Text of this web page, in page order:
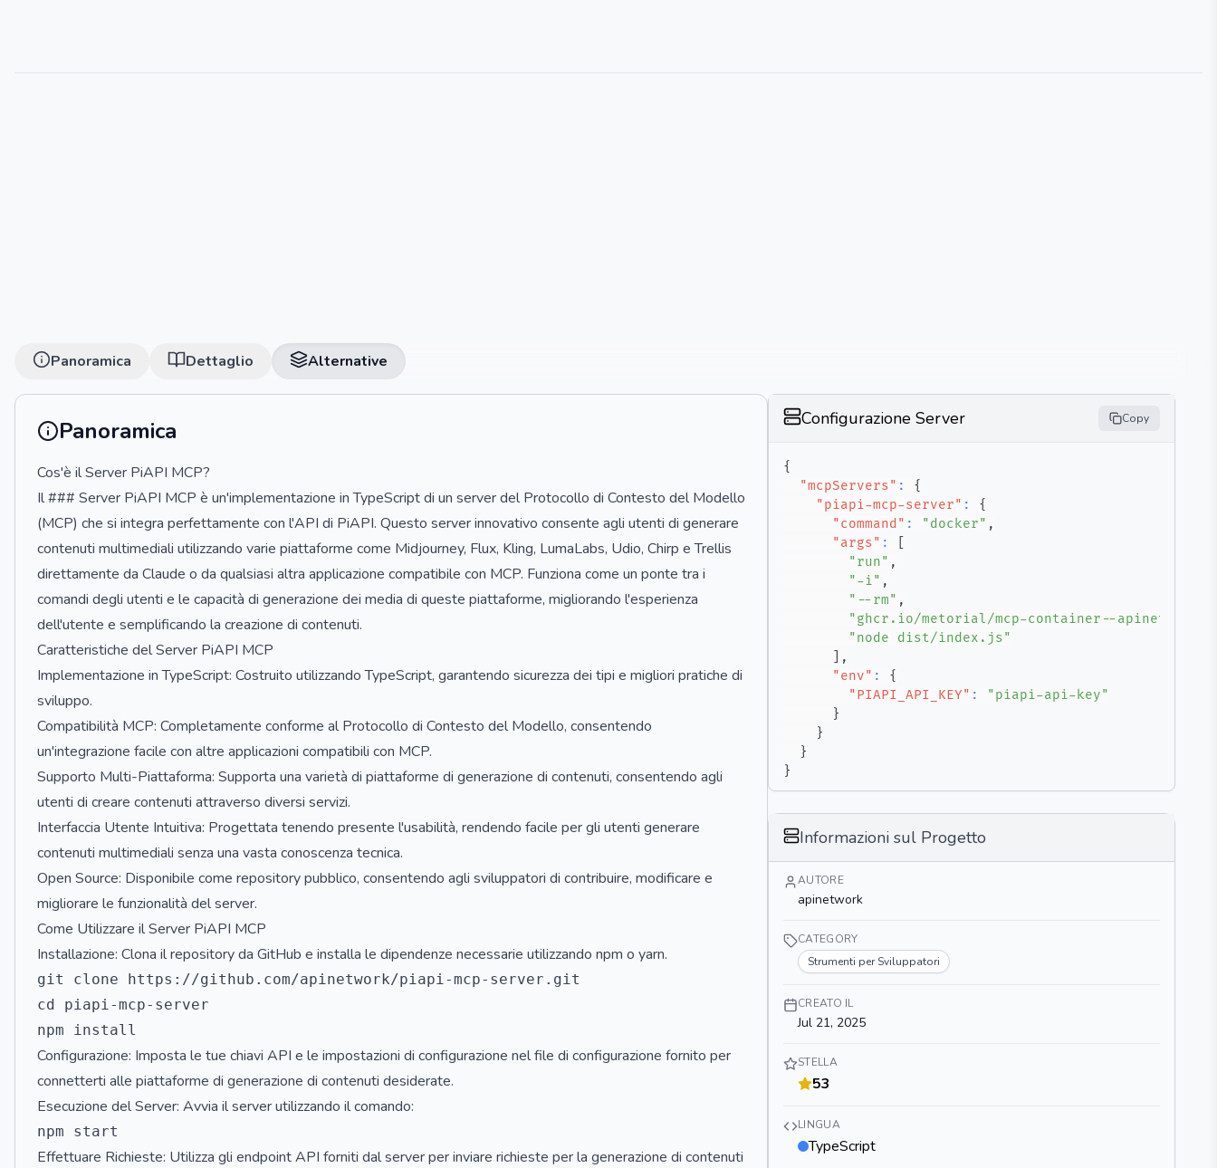
Panoramica Dettaglio Alternative
Panoramica
Cos'è il Server PiAPI MCP?
Il ### Server PiAPI MCP è un'implementazione in TypeScript di un server del Protocollo di Contesto del Modello
(MCP) che si integra perfettamente con l'API di PiAPI. Questo server innovativo consente agli utenti di generare
contenuti multimediali utilizzando varie piattaforme come Midjourney, Flux, Kling, LumaLabs, Udio, Chirp e Trellis
direttamente da Claude o da qualsiasi altra applicazione compatibile con MCP. Funziona come un ponte tra i
comandi degli utenti e le capacità di generazione dei media di queste piattaforme, migliorando l'esperienza
dell'utente e semplificando la creazione di contenuti.
Caratteristiche del Server PiAPI MCP
Implementazione in TypeScript: Costruito utilizzando TypeScript, garantendo sicurezza dei tipi e migliori pratiche di
sviluppo.
Compatibilità MCP: Completamente conforme al Protocollo di Contesto del Modello, consentendo
un'integrazione facile con altre applicazioni compatibili con MCP.
Supporto Multi-Piattaforma: Supporta una varietà di piattaforme di generazione di contenuti, consentendo agli
utenti di creare contenuti attraverso diversi servizi.
Interfaccia Utente Intuitiva: Progettata tenendo presente l'usabilità, rendendo facile per gli utenti generare
contenuti multimediali senza una vasta conoscenza tecnica.
Open Source: Disponibile come repository pubblico, consentendo agli sviluppatori di contribuire, modificare e
migliorare le funzionalità del server.
Come Utilizzare il Server PiAPI MCP
Installazione: Clona il repository da GitHub e installa le dipendenze necessarie utilizzando npm o yarn.
git clone https://github.com/apinetwork/piapi-mcp-server.git
cd piapi-mcp-server
Configurazione: Imposta le tue chiavi API e le impostazioni di configurazione nel file di configurazione fornito per
connetterti alle piattaforme di generazione di contenuti desiderate.
Esecuzione del Server: Avvia il server utilizzando il comando:
Effettuare Richieste: Utilizza gli endpoint API forniti dal server per inviare richieste per la generazione di contenuti
Configurazione Server Copy
{
"mcpServers" :
{
"piapi-mcp-server" :
{
"command" : "docker" ,
"args" :
"run" ,
"-i" ,
"--rm" ,
"ghcr.io/metorial/mcp-container--
"node dist/index.js"
,
"env" :
{
"PIAPI_API_KEY" :
"piapi-api-key"
}
}
}
}
Informazioni sul Progetto
AUTORE
apinetwork
CATEGORY
Strumenti per Sviluppatori
CREATO IL
Jul 21, 2025
STELLA
53
LINGUA
TypeScript